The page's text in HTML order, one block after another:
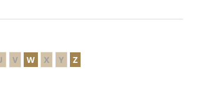
V W X Y Z